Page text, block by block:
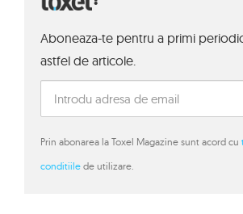
Aboneaza-te pentru a primi
astfel de articole.
Prin abonarea la Toxel Magazine sunt acord cu
conditiile de utilizare.